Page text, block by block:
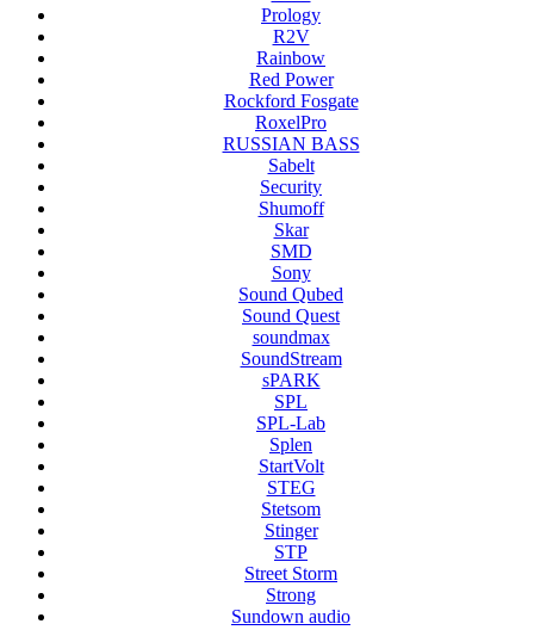
Prology
R2V
Rainbow
Red Power
Rockford Fosgate
RoxelPro
RUSSIAN BASS
Sabelt
Security
Shumoff
Skar
SMD
Sony
Sound Qubed
Sound Quest
soundmax
SoundStream
sPARK
SPL
SPL-Lab
Splen
StartVolt
STEG
Stetsom
Stinger
STP
Street Storm
Strong
Sundown audio